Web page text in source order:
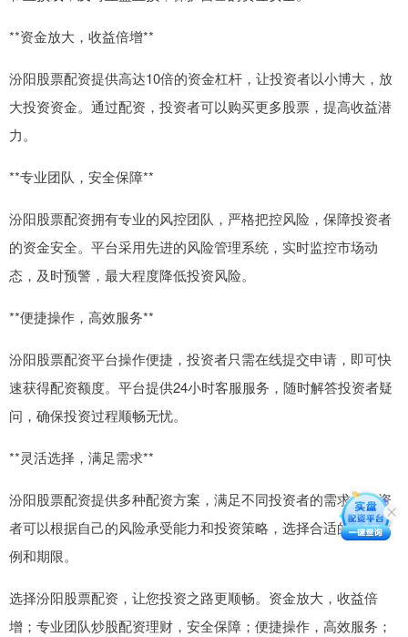
**资金放大，收益倍增**
汾阳股票配资提供高达10倍的资金杠杆，让投资者以小博大，放
大投资资金。通过配资，投资者可以购买更多股票，提高收益潜
力。
**专业团队，安全保障**
汾阳股票配资拥有专业的风控团队，严格把控风险，保障投资者
的资金安全。平台采用先进的风险管理系统，实时监控市场动
态，及时预警，最大程度降低投资风险。
**便捷操作，高效服务**
汾阳股票配资平台操作便捷，投资者只需在线提交申请，即可快
速获得配资额度。平台提供24小时客服服务，随时解答投资者疑
问，确保投资过程顺畅无忧。
**灵活选择，满足需求**
汾阳股票配资提供多种配资方案，满足不同投资者的需求。投资
者可以根据自己的风险承受能力和投资策略，选择合适的配资比
例和期限。
选择汾阳股票配资，让您投资之路更顺畅。资金放大，收益倍
增；专业团队炒股配资理财，安全保障；便捷操作，高效服务；